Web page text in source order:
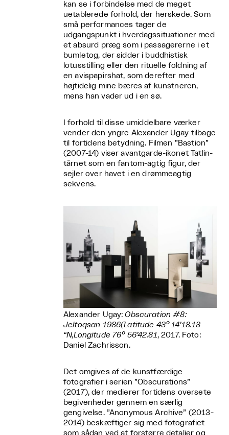
kan se i forbindelse med de meget
uetablerede forhold, der herskede. Som
små performances tager de
udgangspunkt i hverdagssituationer med
et absurd præg som i passagererne i et
bumletog, der sidder i buddhistisk
lotusstilling eller den rituelle foldning af
en avispapirshat, som derefter med
højtidelig mine bæres af kunstneren,
mens han vader ud i en sø.
I forhold til disse umiddelbare værker
vender den yngre Alexander Ugay tilbage
til fortidens betydning. Filmen ”Bastion”
(2007-14) viser avantgarde-ikonet Tatlin-
tårnet som en fantom-agtig figur, der
sejler over havet i en drømmeagtig
sekvens.
Alexander Ugay:Obscuration #8:
Jeltoqsan 1986(Latitude 43° 14’18.13
“N,Longitude 76° 56’42.81, 2017. Foto:
Daniel Zachrisson.
Det omgives af de kunstfærdige
fotografier i serien ”Obscurations”
(2017), der medierer fortidens oversete
begivenheder gennem en særlig
gengivelse. ”Anonymous Archive” (2013-
2014) beskæftiger sig med fotografiet
som sådan ved at forstørre detaljer og